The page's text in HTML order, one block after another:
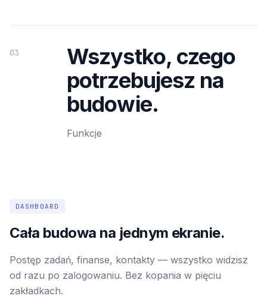
03
Wszystko, czego
potrzebujesz na
budowie.
Funkcje
DASHBOARD
Cała budowa na jednym ekranie.
Postęp zadań, finanse, kontakty — wszystko widzisz
od razu po zalogowaniu. Bez kopania w pięciu
zakładkach.